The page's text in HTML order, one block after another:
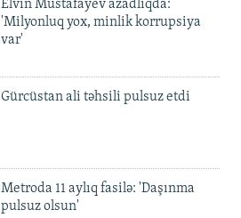
Elvin Mustafayev azadlıqda:
'Milyonluq yox, minlik korrupsiya
var'
Gürcüstan ali təhsili pulsuz etdi
Metroda 11 aylıq fasilə: 'Daşınma
pulsuz olsun'